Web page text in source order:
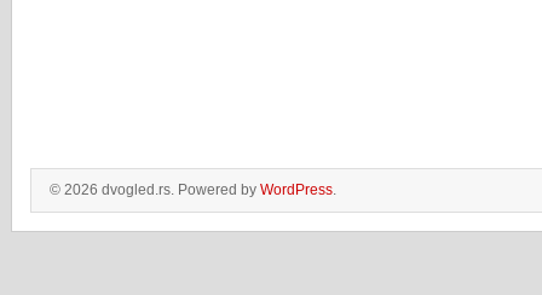
© 2026 dvogled.rs. Powered by WordPress.